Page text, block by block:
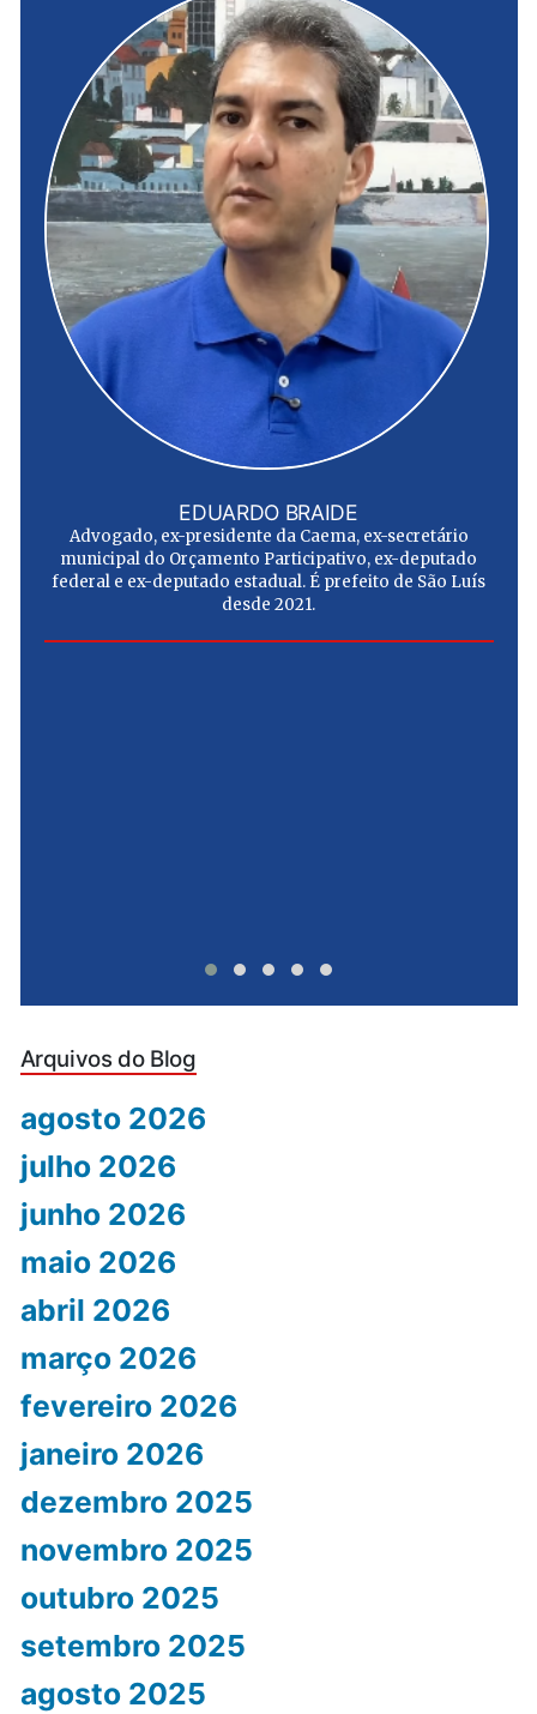
EDUARDO BRAIDE
Advogado, ex-presidente da Caema, ex-secretário
municipal do Orçamento Participativo, ex-deputado
federal e ex-deputado estadual. É prefeito de São Luís
desde 2021.
Arquivos do Blog
agosto 2026
julho 2026
junho 2026
maio 2026
abril 2026
março 2026
fevereiro 2026
janeiro 2026
dezembro 2025
novembro 2025
outubro 2025
setembro 2025
agosto 2025